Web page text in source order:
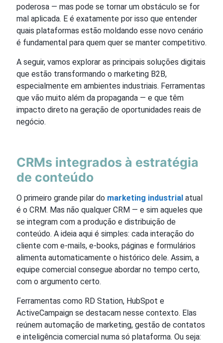
poderosa — mas pode se tornar um obstáculo se for
mal aplicada. E é exatamente por isso que entender
quais plataformas estão moldando esse novo cenário
é fundamental para quem quer se manter competitivo.
A seguir, vamos explorar as principais soluções digitais
que estão transformando o marketing B2B,
especialmente em ambientes industriais. Ferramentas
que vão muito além da propaganda — e que têm
impacto direto na geração de oportunidades reais de
negócio.
CRMs integrados à estratégia
de conteúdo
O primeiro grande pilar do marketing industrial atual
é o CRM. Mas não qualquer CRM — e sim aqueles que
se integram com a produção e distribuição de
conteúdo. A ideia aqui é simples: cada interação do
cliente com e-mails, e-books, páginas e formulários
alimenta automaticamente o histórico dele. Assim, a
equipe comercial consegue abordar no tempo certo,
com o argumento certo.
Ferramentas como RD Station, HubSpot e
ActiveCampaign se destacam nesse contexto. Elas
reúnem automação de marketing, gestão de contatos
e inteligência comercial numa só plataforma. Ou seja: